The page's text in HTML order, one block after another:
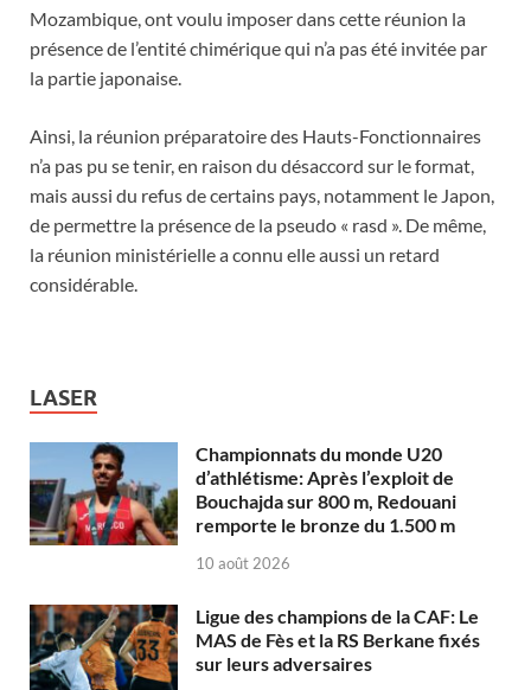
Mozambique, ont voulu imposer dans cette réunion la
présence de l’entité chimérique qui n’a pas été invitée par
la partie japonaise.
Ainsi, la réunion préparatoire des Hauts-Fonctionnaires
n’a pas pu se tenir, en raison du désaccord sur le format,
mais aussi du refus de certains pays, notamment le Japon,
de permettre la présence de la pseudo « rasd ». De même,
la réunion ministérielle a connu elle aussi un retard
considérable.
LASER
Championnats du monde U20
d’athlétisme: Après l’exploit de
Bouchajda sur 800 m, Redouani
remporte le bronze du 1.500 m
10 août 2026
Ligue des champions de la CAF: Le
MAS de Fès et la RS Berkane fixés
sur leurs adversaires